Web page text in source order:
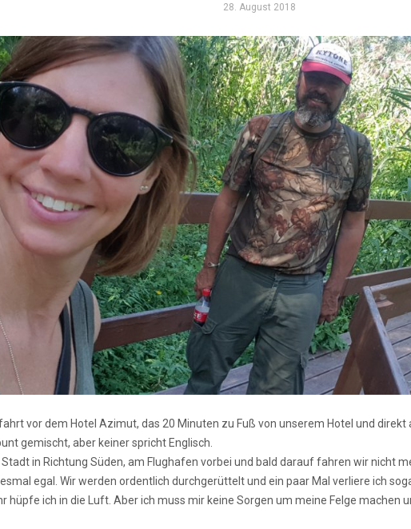
28. August 2018
vor dem Hotel Azimut, das 20 Minuten zu Fuß von unserem Hotel und direkt
gemischt, aber keiner spricht Englisch.
Stadt in Richtung Süden, am Flughafen vorbei und bald darauf fahren wir nicht
egal. Wir werden ordentlich durchgerüttelt und ein paar Mal verliere ich
hüpfe ich in die Luft. Aber ich muss mir keine Sorgen um meine Felge machen